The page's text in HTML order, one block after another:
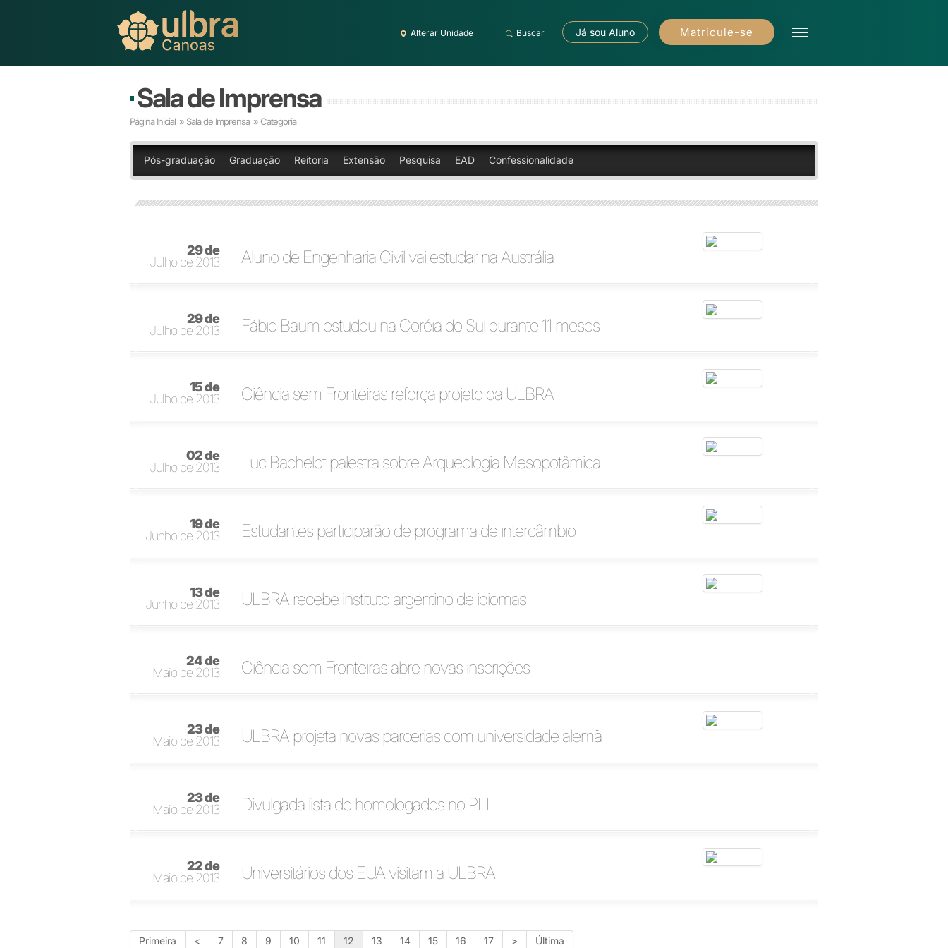
Alterar Unidade Buscar Já sou Aluno Matricule-se
Sala de Imprensa
Página Inicial » Sala de Imprensa » Categoria
Pós-graduação Graduação Reitoria Extensão Pesquisa EAD Confessionalidade
29 de
Julho de 2013
Aluno de Engenharia Civil vai estudar na Austrália
29 de
Julho de 2013
Fábio Baum estudou na Coréia do Sul durante 11 meses
15 de
Julho de 2013
Ciência sem Fronteiras reforça projeto da ULBRA
02 de
Julho de 2013
Luc Bachelot palestra sobre Arqueologia Mesopotâmica
19 de
Junho de 2013
Estudantes participarão de programa de intercâmbio
13 de
Junho de 2013
ULBRA recebe instituto argentino de idiomas
24 de
Maio de 2013
Ciência sem Fronteiras abre novas inscrições
23 de
Maio de 2013
ULBRA projeta novas parcerias com universidade alemã
23 de
Maio de 2013
Divulgada lista de homologados no PLI
22 de
Maio de 2013
Universitários dos EUA visitam a ULBRA
Primeira < 7 8 9 10 11 12 13 14 15 16 17 > Última